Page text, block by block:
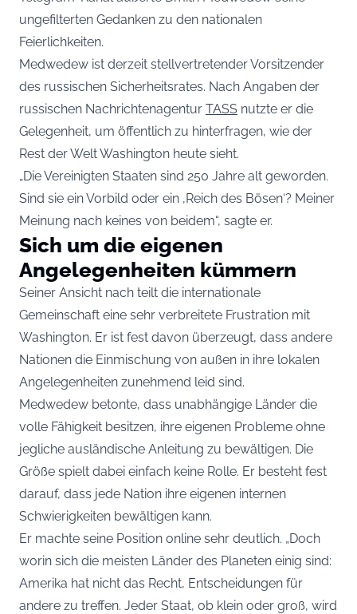
ungefilterten Gedanken zu den nationalen
Feierlichkeiten.
Medwedew ist derzeit stellvertretender Vorsitzender
des russischen Sicherheitsrates. Nach Angaben der
russischen Nachrichtenagentur TASS nutzte er die
Gelegenheit, um öffentlich zu hinterfragen, wie der
Rest der Welt Washington heute sieht.
„Die Vereinigten Staaten sind 250 Jahre alt geworden.
Sind sie ein Vorbild oder ein ‚Reich des Bösen‘? Meiner
Meinung nach keines von beidem“, sagte er.
Sich um die eigenen
Angelegenheiten kümmern
Seiner Ansicht nach teilt die internationale
Gemeinschaft eine sehr verbreitete Frustration mit
Washington. Er ist fest davon überzeugt, dass andere
Nationen die Einmischung von außen in ihre lokalen
Angelegenheiten zunehmend leid sind.
Medwedew betonte, dass unabhängige Länder die
volle Fähigkeit besitzen, ihre eigenen Probleme ohne
jegliche ausländische Anleitung zu bewältigen. Die
Größe spielt dabei einfach keine Rolle. Er besteht fest
darauf, dass jede Nation ihre eigenen internen
Schwierigkeiten bewältigen kann.
Er machte seine Position online sehr deutlich. „Doch
worin sich die meisten Länder des Planeten einig sind:
Amerika hat nicht das Recht, Entscheidungen für
andere zu treffen. Jeder Staat, ob klein oder groß, wird